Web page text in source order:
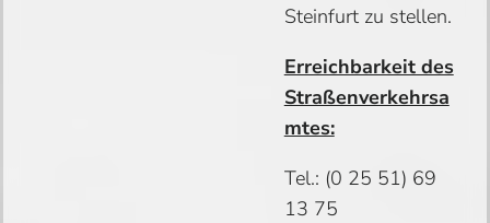
Steinfurt zu stellen.
Erreichbarkeit des
Straßenverkehrsa
mtes:
Tel.: (0 25 51) 69
13 75